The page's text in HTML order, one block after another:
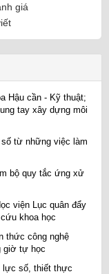
giá
Hậu cần - Kỹ thuật;
tay xây dựng môi
từ những việc làm
bộ quy tắc ứng xử
viện Lục quân đẩy
khoa học
thức công nghệ
giờ tự học
lực số, thiết thực